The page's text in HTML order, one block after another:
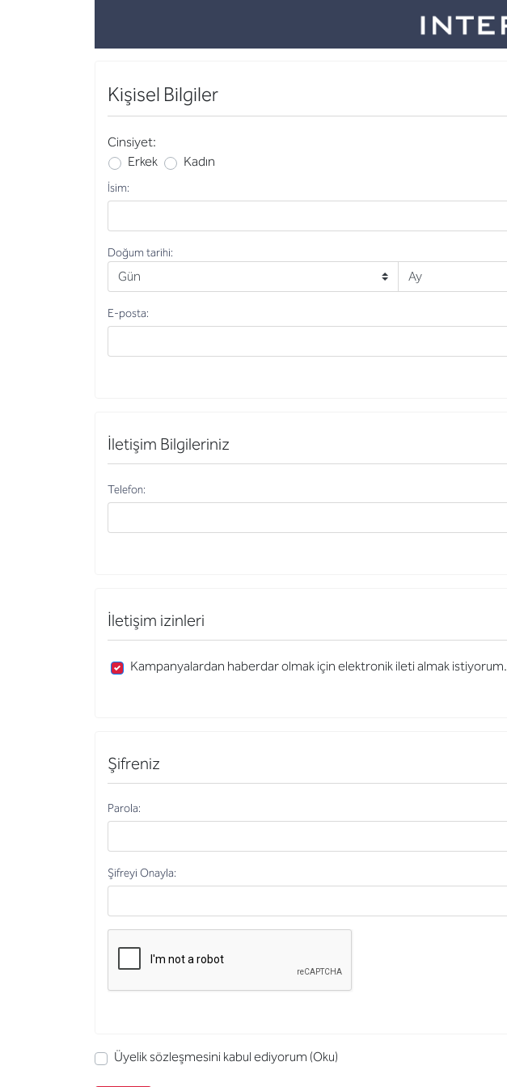
Kişisel Bilgiler
Cinsiyet:
Cinsiyet
Erkek Kadın
İsim
İsim:
Doğum tarihi
Doğum tarihi:
E-posta
E-posta:
İletişim Bilgileriniz
Telefon
Telefon:
İletişim izinleri
Kampanyalardan haberdar olmak için elektronik ileti almak istiyorum.
Şifreniz
Parola:
Şifreyi Onayla:
Üyelik sözleşmesini kabul ediyorum (Oku)